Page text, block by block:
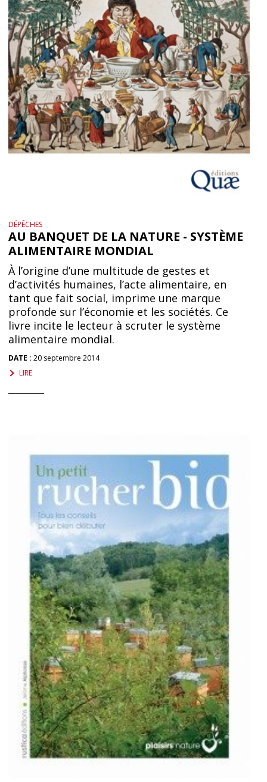
DÉPÊCHES
AU BANQUET DE LA NATURE - SYSTÈME
ALIMENTAIRE MONDIAL
À l’origine d’une multitude de gestes et
d’activités humaines, l’acte alimentaire, en
tant que fait social, imprime une marque
profonde sur l’économie et les sociétés. Ce
livre incite le lecteur à scruter le système
alimentaire mondial.
DATE : 20 septembre 2014
LIRE